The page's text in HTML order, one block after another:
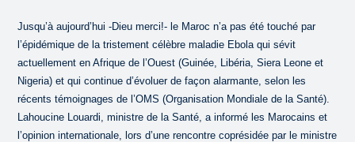
Jusqu’à aujourd’hui -Dieu merci!- le Maroc n’a pas été touché par
l’épidémique de la tristement célèbre maladie Ebola qui sévit
actuellement en Afrique de l’Ouest (Guinée, Libéria, Siera Leone et
Nigeria) et qui continue d’évoluer de façon alarmante, selon les
récents témoignages de l’OMS (Organisation Mondiale de la Santé).
Lahoucine Louardi, ministre de la Santé, a informé les Marocains et
l’opinion internationale, lors d’une rencontre coprésidée par le ministre